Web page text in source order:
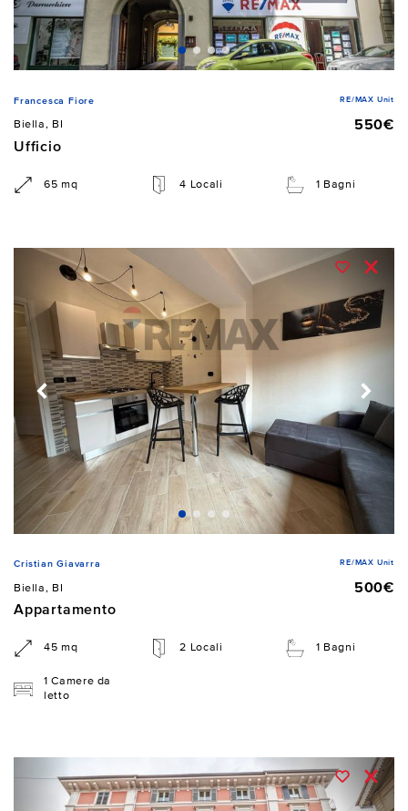
Francesca Fiore RE/MAX Unit
Biella, BI
550€
Ufficio
65 mq 4 Locali 1 Bagni
Cristian Giavarra RE/MAX Unit
Biella, BI
500€
Appartamento
45 mq 2 Locali 1 Bagni
1 Camere da
letto